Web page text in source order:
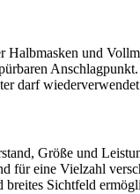
und
darf
Größe und
für eine Vielzahl
breites Sichtfeld